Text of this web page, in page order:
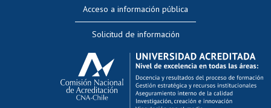
Evaluación docente
Calificación académica
Postulación al AUCAI
Funcionarias/os
Acceso a información pública
Solicitud de información